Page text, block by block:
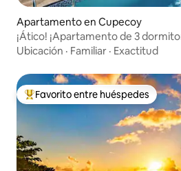
Apartamento en Cupecoy
¡Ático! ¡Apartamento de 3
impresionantes!
Ubicación · Familiar · Exactitud
Favorito entre huéspedes preferido
Favorito entre huéspedes